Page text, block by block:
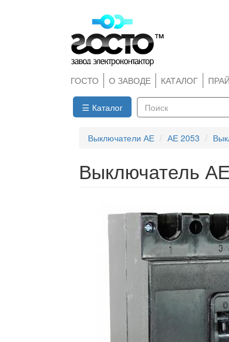
ГОСТО О ЗАВОДЕ КАТАЛОГ
☰ Каталог
Выключатели АЕ
АЕ 2053
Выключатель